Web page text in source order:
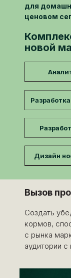
Дизайн
для
ценовом
новой
Создать
кормов,
с рынка
аудитории
Вызов